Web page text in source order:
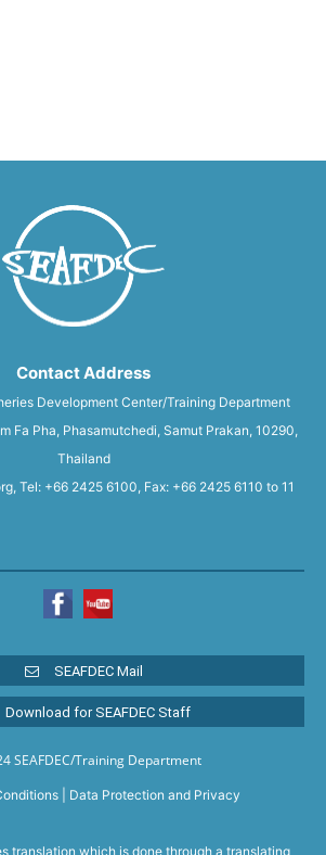
Contact Address
Development Center/Training Department
Fa Pha, Phasamutchedi, Samut Prakan, 10290,
Thailand
Tel: +66 2425 6100, Fax: +66 2425 6110 to 11
SEAFDEC Mail
Download for SEAFDEC Staff
SEAFDEC/Training Department
| Data Protection and Privacy
translation which is done through a translating